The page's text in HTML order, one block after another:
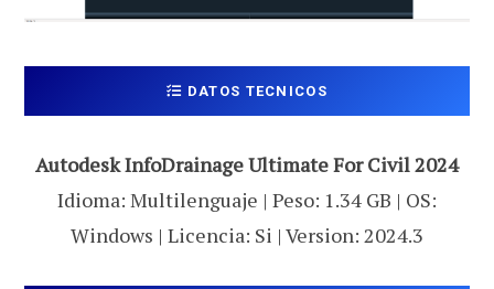
DATOS TECNICOS
Autodesk InfoDrainage Ultimate For Civil 2024
Idioma: Multilenguaje | Peso: 1.34 GB | OS:
Windows | Licencia: Si | Version: 2024.3